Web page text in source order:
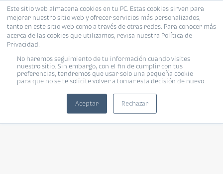
Este sitio web almacena cookies en tu PC. Estas cookies sirven para
mejorar nuestro sitio web y ofrecer servicios más personalizados,
tanto en este sitio web como a través de otras redes. Para conocer más
acerca de las cookies que utilizamos, revisa nuestra Política de
Privacidad.
No haremos seguimiento de tu información cuando visites
nuestro sitio. Sin embargo, con el fin de cumplir con tus
preferencias, tendremos que usar solo una pequeña cookie
para que no se te solicite volver a tomar esta decisión de nuevo.
Aceptar Rechazar